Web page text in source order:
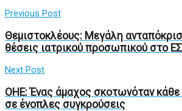
Previous Post
Θεμιστοκλέους: Μεγάλη
θέσεις ιατρικού προσωπικού στο
Next Post
ΟΗΕ: Ένας άμαχος σκοτωνόταν
σε ένοπλες συγκρούσεις